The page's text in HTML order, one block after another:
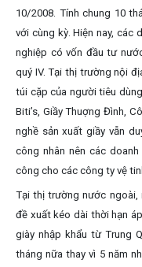
10/2008. Tính chung 10
với cùng kỳ. Hiện nay, các
nghiệp có vốn đầu tư
quý IV. Tại thị trường nội
túi cặp của người tiêu
Biti’s, Giầy Thuợng Đình,
nghề sản xuất giầy vẫn
công nhân nên các
công cho các công ty vệ
Tại thị trường nước ngoài,
đề xuất kéo dài thời hạn
giày nhập khẩu từ Trung
tháng nữa thay vì 5 năm